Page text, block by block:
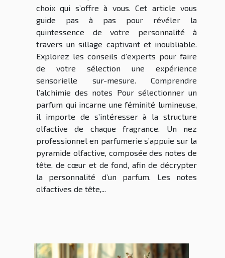
choix qui s’offre à vous. Cet article vous
guide pas à pas pour révéler la
quintessence de votre personnalité à
travers un sillage captivant et inoubliable.
Explorez les conseils d’experts pour faire
de votre sélection une expérience
sensorielle sur-mesure. Comprendre
l’alchimie des notes Pour sélectionner un
parfum qui incarne une féminité lumineuse,
il importe de s’intéresser à la structure
olfactive de chaque fragrance. Un nez
professionnel en parfumerie s’appuie sur la
pyramide olfactive, composée des notes de
tête, de cœur et de fond, afin de décrypter
la personnalité d’un parfum. Les notes
olfactives de tête,...